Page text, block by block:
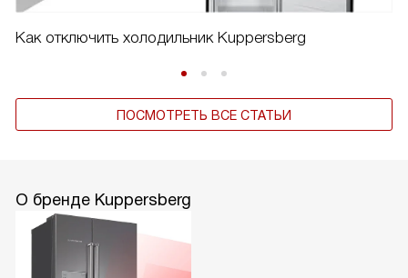
Как отключить холодильник Kuppersberg
ПОСМОТРЕТЬ ВСЕ СТАТЬИ
О бренде Kuppersberg